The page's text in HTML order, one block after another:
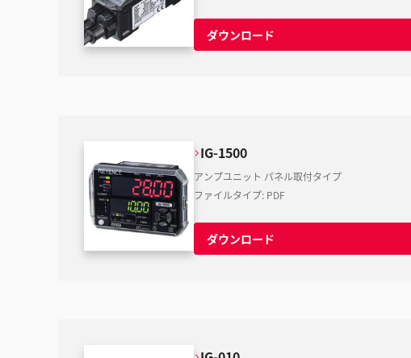
ダウンロード
IG-1500
アンプユニット パネル取付タイプ
ファイルタイプ: PDF
ダウンロード